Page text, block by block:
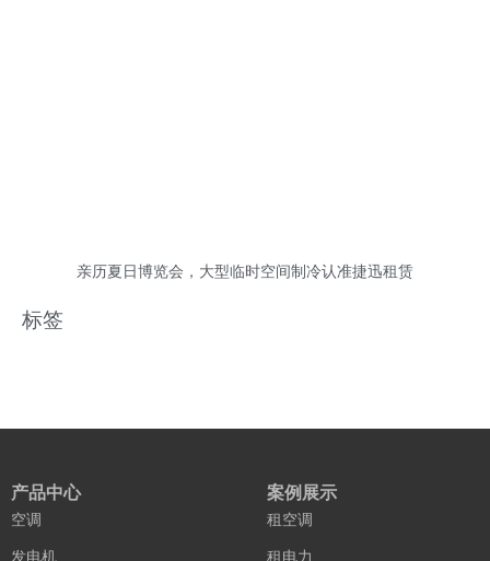
亲历夏日博览会，大型临时空间制冷认准捷迅租赁
标签
产品中心
空调
发电机
案例展示
租空调
租电力